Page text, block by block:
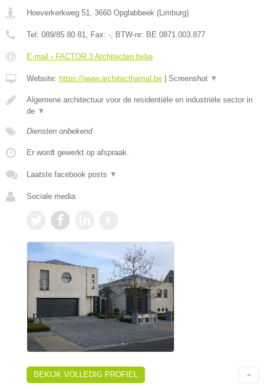
Hoeverkerkweg 51 3660 Opglabbeek ( Limburg)
Tel: 089/85 80 81 , Fax: - , BTW-nr: BE 0871.003.877
E-mail › FACTOR 3 Architecten bvba
Website: https://www.architecthamal.be Screenshot ▼
Algemene architectuur voor de residentiële en industriële sector in
de ▼
Diensten onbekend
Er wordt gewerkt op afspraak.
Laatste facebook posts ▼
Sociale media:
BEKIJK VOLLEDIG PROFIEL